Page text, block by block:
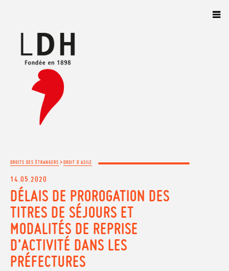
DROITS DES ÉTRANGERS >DROIT D'ASILE
14.05.2020
DÉLAIS DE PROROGATION DES
TITRES DE SÉJOURS ET
MODALITÉS DE REPRISE
D’ACTIVITÉ DANS LES
PRÉFECTURES